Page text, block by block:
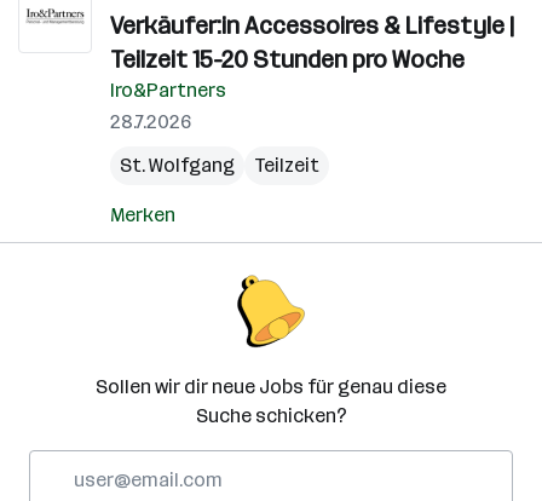
Verkäufer:in Accessoires & Lifestyle |
Teilzeit 15-20 Stunden pro Woche
Iro&Partners
28.7.2026
St. Wolfgang
Teilzeit
Merken
Sollen wir dir neue Jobs für genau diese
Suche schicken?